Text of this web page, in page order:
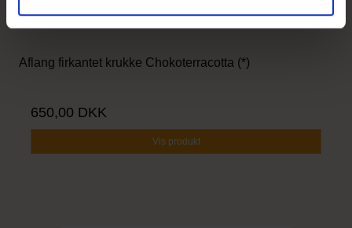
Aflang firkantet krukke Chokoterracotta (*)
650,00 DKK
Vis produkt